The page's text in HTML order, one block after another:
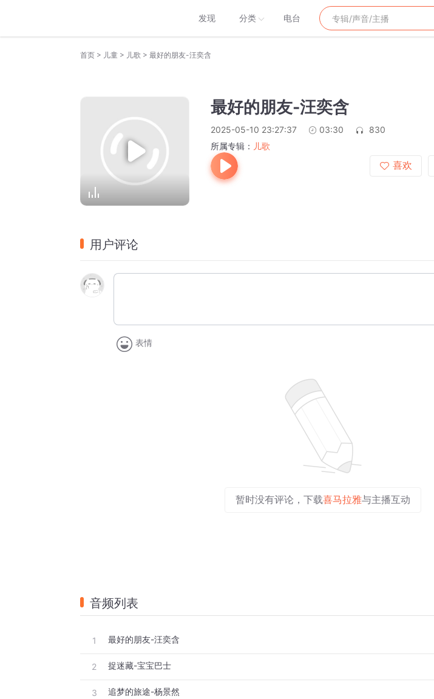
发现 分类 电台
首页 > 儿童 > 儿歌 > 最好的朋友-汪奕含
最好的朋友-汪奕含
2025-05-10 23:27:37 03:30
830
所属专辑： 儿歌
喜欢
用户评论
表情
暂时没有评论，下载喜马拉雅与主播互动
音频列表
1 最好的朋友-汪奕含
2 捉迷藏-宝宝巴士
3 追梦的旅途-杨景然